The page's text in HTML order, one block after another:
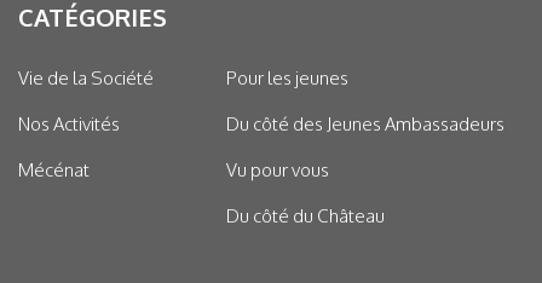
CATÉGORIES
Vie de la Société
Nos Activités
Mécénat
Pour les jeunes
Du côté des Jeunes Ambassadeurs
Vu pour vous
Du côté du Château